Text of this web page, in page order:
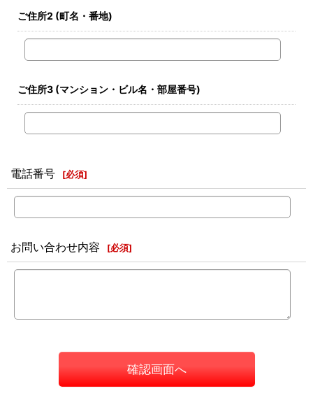
ご住所2 (町名・番地)
ご住所3 (マンション・ビル名・部屋番号)
電話番号 [必須]
お問い合わせ内容 [必須]
確認画面へ